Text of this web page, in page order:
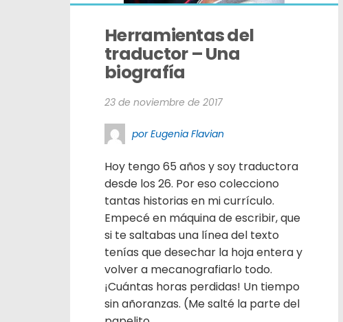
Herramientas del
traductor – Una
biografía
23 de noviembre de 2017
por Eugenia Flavian
Hoy tengo 65 años y soy traductora
desde los 26. Por eso colecciono
tantas historias en mi currículo.
Empecé en máquina de escribir, que
si te saltabas una línea del texto
tenías que desechar la hoja entera y
volver a mecanografiarlo todo.
¡Cuántas horas perdidas! Un tiempo
sin añoranzas. (Me salté la parte del